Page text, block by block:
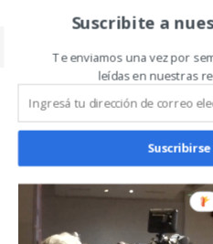
Related Articles
Suscribite a
Te enviamos una vez por
leídas en nuestras